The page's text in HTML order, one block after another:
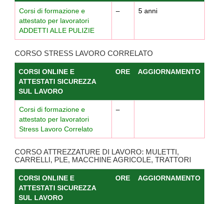
Corsi di formazione e
attestato per lavoratori
ADDETTI ALLE PULIZIE
– 5 anni
CORSO STRESS LAVORO CORRELATO
CORSI ONLINE E
ATTESTATI SICUREZZA
SUL LAVORO
ORE AGGIORNAMENTO
Corsi di formazione e
attestato per lavoratori
Stress Lavoro Correlato
–
CORSO ATTREZZATURE DI LAVORO: MULETTI,
CARRELLI, PLE, MACCHINE AGRICOLE, TRATTORI
CORSI ONLINE E
ATTESTATI SICUREZZA
SUL LAVORO
ORE AGGIORNAMENTO